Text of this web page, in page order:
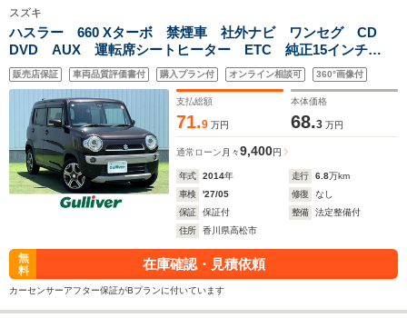
スズキ
ハスラー 660 Xターボ 禁煙車 社外ナビ ワンセグ CD
DVD AUX 運転席シートヒーター ETC 純正15インチ
AW 純正フロアマット 革巻きステアリング ステリモ レ
ーダーブレーキサポート 横滑り防止装置 キーレス
販売店保証 車両品質評価書付 購入プラン付 オンライン相談可 360°画像付
支払総額
71.9 万円
本体価格
68.3 万円
通常ローン 月々9,400円
年式 2014年 走行 6.8万km
車検
'27/05 修復
なし
保証
保証付 整備
法定整備付
住所
香川県高松市
無
料
在庫確認・見積依頼
カーセンサーアフター保証がBプランに付いています